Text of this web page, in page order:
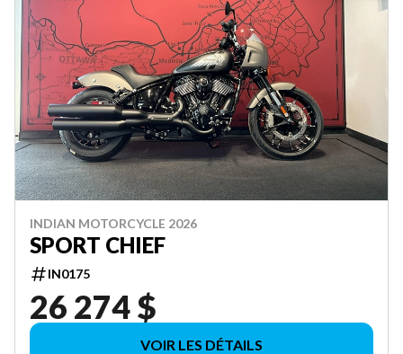
INDIAN MOTORCYCLE 2026
SPORT CHIEF
IN0175
26 274 $
VOIR LES DÉTAILS